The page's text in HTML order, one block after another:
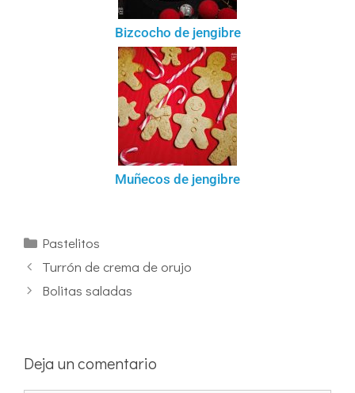
Bizcocho de jengibre
Muñecos de jengibre
Pastelitos
Turrón de crema de orujo
Bolitas saladas
Deja un comentario